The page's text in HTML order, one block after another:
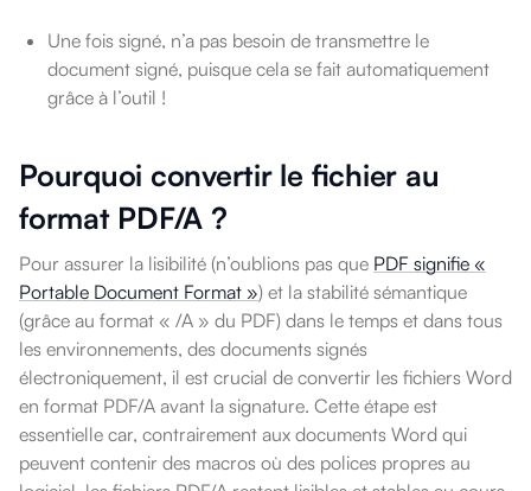
Une fois signé, n’a pas besoin de transmettre le
document signé, puisque cela se fait automatiquement
grâce à l’outil !
Pourquoi convertir le fichier au
format PDF/A ?
Pour assurer la lisibilité (n’oublions pas que PDF signifie «
Portable Document Format ») et la stabilité sémantique
(grâce au format « /A » du PDF) dans le temps et dans tous
les environnements, des documents signés
électroniquement, il est crucial de convertir les fichiers Word
en format PDF/A avant la signature. Cette étape est
essentielle car, contrairement aux documents Word qui
peuvent contenir des macros où des polices propres au